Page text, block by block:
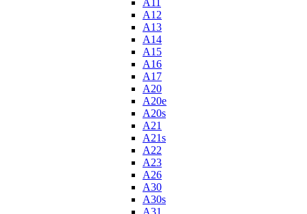
A11
A12
A13
A14
A15
A16
A17
A20
A20e
A20s
A21
A21s
A22
A23
A26
A30
A30s
A31